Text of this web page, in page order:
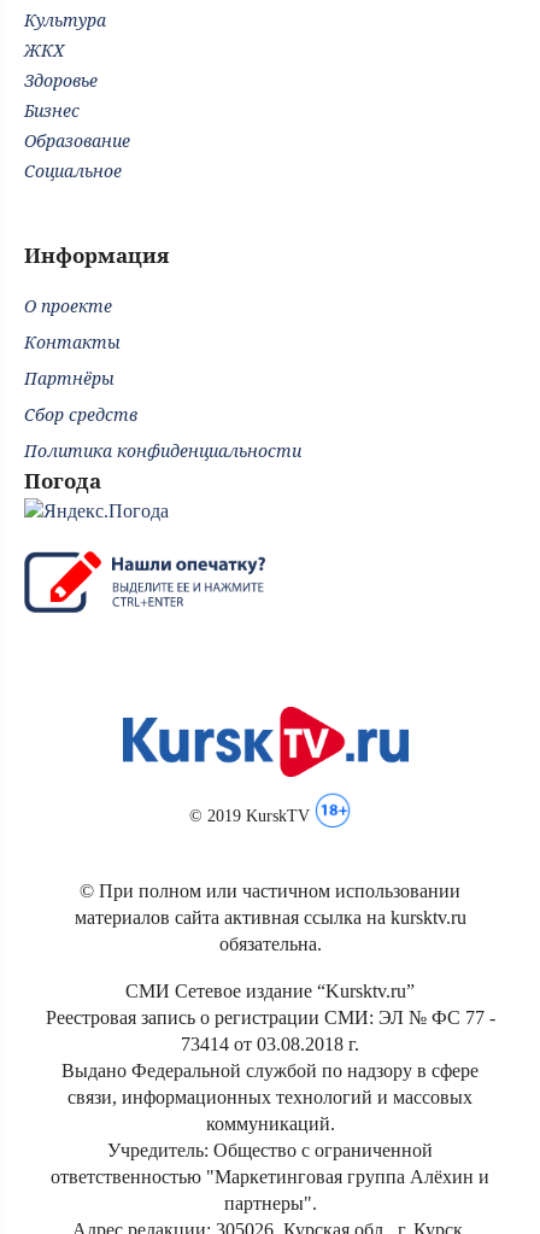
Культура
ЖКХ
Здоровье
Бизнес
Образование
Социальное
Информация
О проекте
Контакты
Партнёры
Сбор средств
Политика конфиденциальности
Погода
© 2019 KurskTV
© При полном или частичном использовании
материалов сайта активная ссылка на kursktv.ru
обязательна.
СМИ Сетевое издание “Kursktv.ru”
Реестровая запись о регистрации СМИ: ЭЛ № ФС 77 -
73414 от 03.08.2018 г.
Выдано Федеральной службой по надзору в сфере
связи, информационных технологий и массовых
коммуникаций.
Учредитель: Общество с ограниченной
ответственностью "Маркетинговая группа Алёхин и
партнеры".